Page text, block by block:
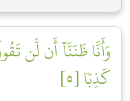
وَأَنَّا ظَنَنَّآ أَن لَّن
كَذِبٗا [٥]